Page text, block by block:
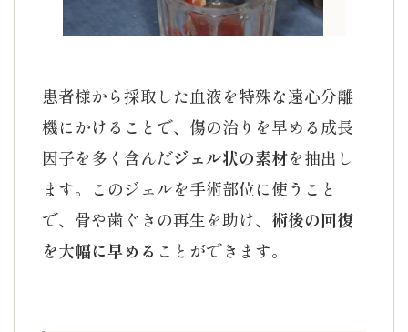
患者様から採取した血液を特殊な遠心分離
機にかけることで、傷の治りを早める成長
因子を多く含んだジェル状の素材を抽出し
ます。このジェルを手術部位に使うこと
で、骨や歯ぐきの再生を助け、 術後の回復
を大幅に早める ことができます。